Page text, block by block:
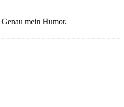
mein Humor.